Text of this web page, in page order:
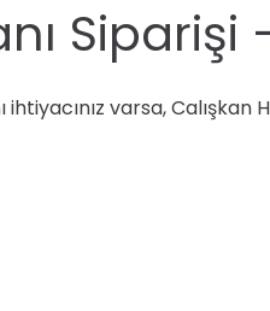
Siparişi
varsa,